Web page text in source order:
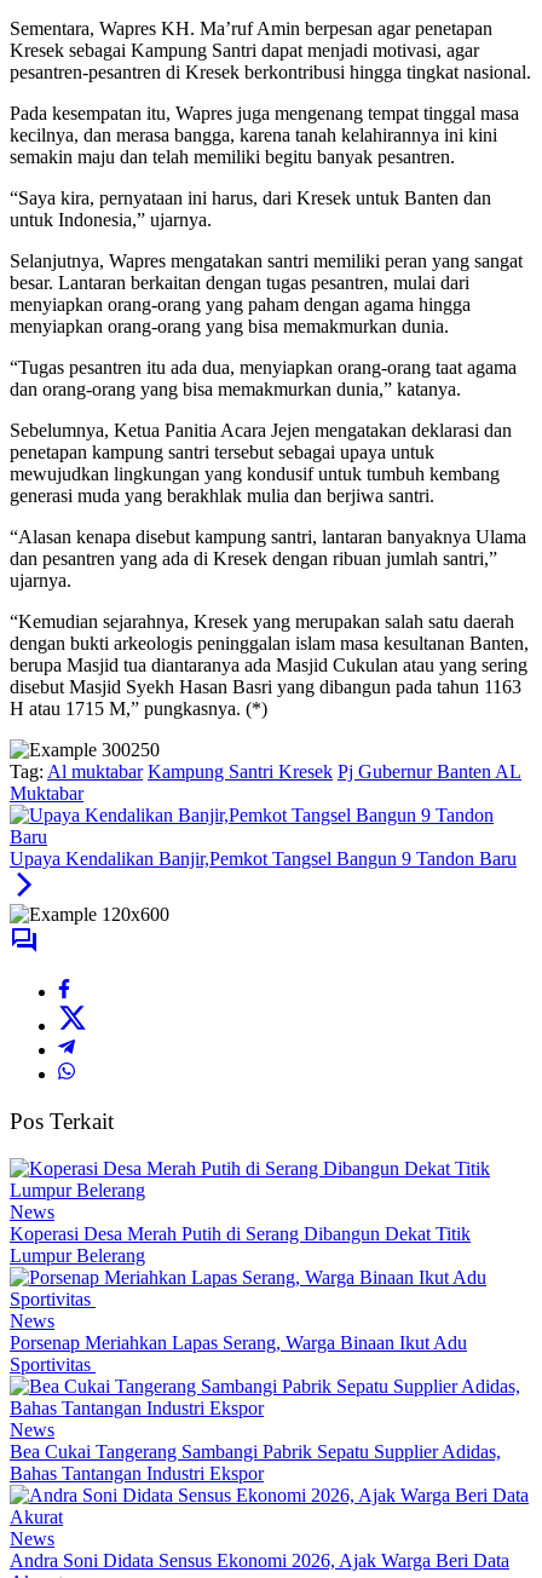
Sementara, Wapres KH. Ma’ruf Amin berpesan agar penetapan
Kresek sebagai Kampung Santri dapat menjadi motivasi, agar
pesantren-pesantren di Kresek berkontribusi hingga tingkat nasional.
Pada kesempatan itu, Wapres juga mengenang tempat tinggal masa
kecilnya, dan merasa bangga, karena tanah kelahirannya ini kini
semakin maju dan telah memiliki begitu banyak pesantren.
“Saya kira, pernyataan ini harus, dari Kresek untuk Banten dan
untuk Indonesia,” ujarnya.
Selanjutnya, Wapres mengatakan santri memiliki peran yang sangat
besar. Lantaran berkaitan dengan tugas pesantren, mulai dari
menyiapkan orang-orang yang paham dengan agama hingga
menyiapkan orang-orang yang bisa memakmurkan dunia.
“Tugas pesantren itu ada dua, menyiapkan orang-orang taat agama
dan orang-orang yang bisa memakmurkan dunia,” katanya.
Sebelumnya, Ketua Panitia Acara Jejen mengatakan deklarasi dan
penetapan kampung santri tersebut sebagai upaya untuk
mewujudkan lingkungan yang kondusif untuk tumbuh kembang
generasi muda yang berakhlak mulia dan berjiwa santri.
“Alasan kenapa disebut kampung santri, lantaran banyaknya Ulama
dan pesantren yang ada di Kresek dengan ribuan jumlah santri,”
ujarnya.
“Kemudian sejarahnya, Kresek yang merupakan salah satu daerah
dengan bukti arkeologis peninggalan islam masa kesultanan Banten,
berupa Masjid tua diantaranya ada Masjid Cukulan atau yang sering
disebut Masjid Syekh Hasan Basri yang dibangun pada tahun 1163
H atau 1715 M,” pungkasnya. (*)
Tag: Al muktabar Kampung Santri Kresek Pj Gubernur Banten AL
Muktabar
Upaya Kendalikan Banjir,Pemkot Tangsel Bangun 9 Tandon Baru
Pos Terkait
News
Koperasi Desa Merah Putih di Serang Dibangun Dekat Titik
Lumpur Belerang
News
Porsenap Meriahkan Lapas Serang, Warga Binaan Ikut Adu
Sportivitas
News
Bea Cukai Tangerang Sambangi Pabrik Sepatu Supplier Adidas,
Bahas Tantangan Industri Ekspor
News
Andra Soni Didata Sensus Ekonomi 2026, Ajak Warga Beri Data